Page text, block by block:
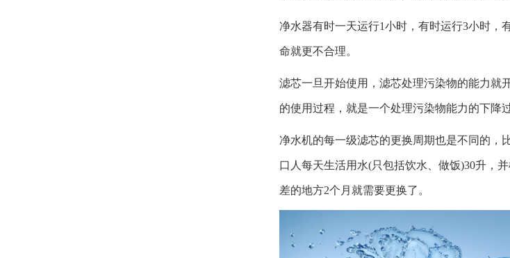
净水器有时一天运行1小时，有时运行3小时，
命就更不合理。
滤芯一旦开始使用，滤芯处理污染物的能力就
的使用过程，就是一个处理污染物能力的下降
净水机的每一级滤芯的更换周期也是不同的，
口人每天生活用水(只包括饮水、做饭)30升，
差的地方2个月就需要更换了。